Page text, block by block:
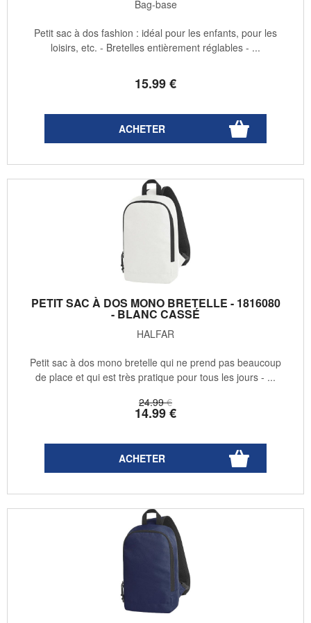
Bag-base
15.99€
Petit sac à dos fashion : idéal pour les enfants, pour les
loisirs, etc. - Bretelles entièrement réglables - ...
PETIT SAC À DOS MONO BRETELLE - 1816080
- BLANC CASSÉ
HALFAR
24.99 €
14.99€
Petit sac à dos mono bretelle qui ne prend pas beaucoup
de place et qui est très pratique pour tous les jours - ...